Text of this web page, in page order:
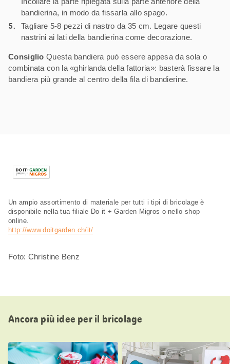
bandierina, in modo da fissarla allo spago.
Tagliare 5-8 pezzi di nastro da 35 cm. Legare questi
nastrini ai lati della bandierina come decorazione.
Consiglio Questa bandiera può essere appesa da sola o
combinata con la «ghirlanda della fattoria»: basterà fissare la
bandiera più grande al centro della fila di bandierine.
Un ampio assortimento di materiale per tutti i tipi di bricolage è
disponibile nella tua filiale Do it + Garden Migros o nello shop
online.
http://www.doitgarden.ch/it/
Foto: Christine Benz
Ancora più idee per il bricolage